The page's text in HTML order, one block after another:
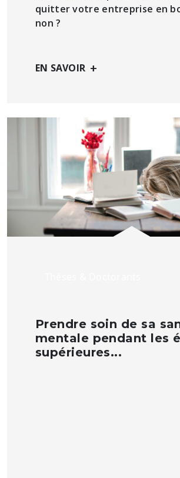
quitter votre entreprise en
non ?
EN SAVOIR +
Prendre soin de sa
mentale pendant les
supérieures...